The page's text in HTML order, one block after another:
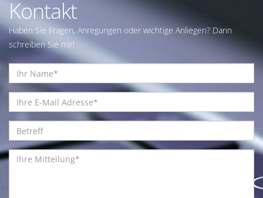
Kontakt
Haben Sie Fragen, Anregungen oder wichtige Anliegen? Dann
schreiben Sie mir!